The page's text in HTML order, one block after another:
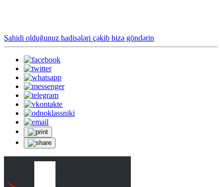
Şahidi olduğunuz hadisələri çəkib bizə göndərin